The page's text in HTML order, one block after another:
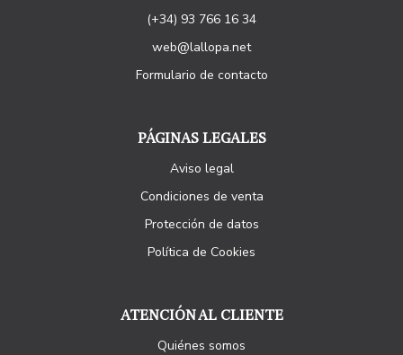
(+34) 93 766 16 34
web@lallopa.net
Formulario de contacto
PÁGINAS LEGALES
Aviso legal
Condiciones de venta
Protección de datos
Política de Cookies
ATENCIÓN AL CLIENTE
Quiénes somos